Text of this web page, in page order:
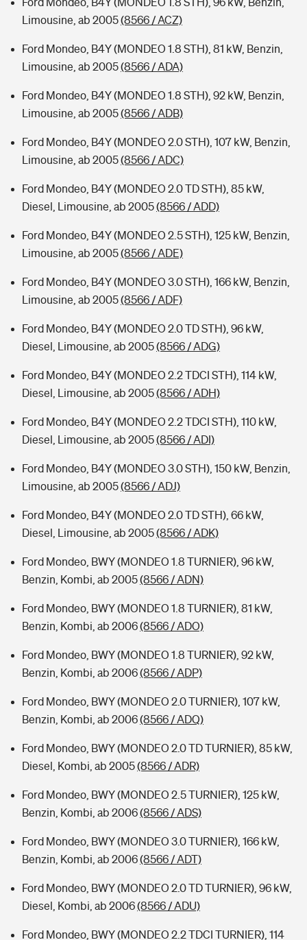
Limousine, ab 2005(8566 / ACZ)
Ford Mondeo, B4Y (MONDEO 1.8 STH), 81 kW, Benzin,
Limousine, ab 2005(8566 / ADA)
Ford Mondeo, B4Y (MONDEO 1.8 STH), 92 kW, Benzin,
Limousine, ab 2005(8566 / ADB)
Ford Mondeo, B4Y (MONDEO 2.0 STH), 107 kW, Benzin,
Limousine, ab 2005(8566 / ADC)
Ford Mondeo, B4Y (MONDEO 2.0 TD STH), 85 kW,
Diesel, Limousine, ab 2005(8566 / ADD)
Ford Mondeo, B4Y (MONDEO 2.5 STH), 125 kW, Benzin,
Limousine, ab 2005(8566 / ADE)
Ford Mondeo, B4Y (MONDEO 3.0 STH), 166 kW, Benzin,
Limousine, ab 2005(8566 / ADF)
Ford Mondeo, B4Y (MONDEO 2.0 TD STH), 96 kW,
Diesel, Limousine, ab 2005(8566 / ADG)
Ford Mondeo, B4Y (MONDEO 2.2 TDCI STH), 114 kW,
Diesel, Limousine, ab 2005(8566 / ADH)
Ford Mondeo, B4Y (MONDEO 2.2 TDCI STH), 110 kW,
Diesel, Limousine, ab 2005(8566 / ADI)
Ford Mondeo, B4Y (MONDEO 3.0 STH), 150 kW, Benzin,
Limousine, ab 2005(8566 / ADJ)
Ford Mondeo, B4Y (MONDEO 2.0 TD STH), 66 kW,
Diesel, Limousine, ab 2005(8566 / ADK)
Ford Mondeo, BWY (MONDEO 1.8 TURNIER), 96 kW,
Benzin, Kombi, ab 2005(8566 / ADN)
Ford Mondeo, BWY (MONDEO 1.8 TURNIER), 81 kW,
Benzin, Kombi, ab 2006(8566 / ADO)
Ford Mondeo, BWY (MONDEO 1.8 TURNIER), 92 kW,
Benzin, Kombi, ab 2006(8566 / ADP)
Ford Mondeo, BWY (MONDEO 2.0 TURNIER), 107 kW,
Benzin, Kombi, ab 2006(8566 / ADQ)
Ford Mondeo, BWY (MONDEO 2.0 TD TURNIER), 85 kW,
Diesel, Kombi, ab 2005(8566 / ADR)
Ford Mondeo, BWY (MONDEO 2.5 TURNIER), 125 kW,
Benzin, Kombi, ab 2006(8566 / ADS)
Ford Mondeo, BWY (MONDEO 3.0 TURNIER), 166 kW,
Benzin, Kombi, ab 2006(8566 / ADT)
Ford Mondeo, BWY (MONDEO 2.0 TD TURNIER), 96 kW,
Diesel, Kombi, ab 2006(8566 / ADU)
Ford Mondeo, BWY (MONDEO 2.2 TDCI TURNIER), 114